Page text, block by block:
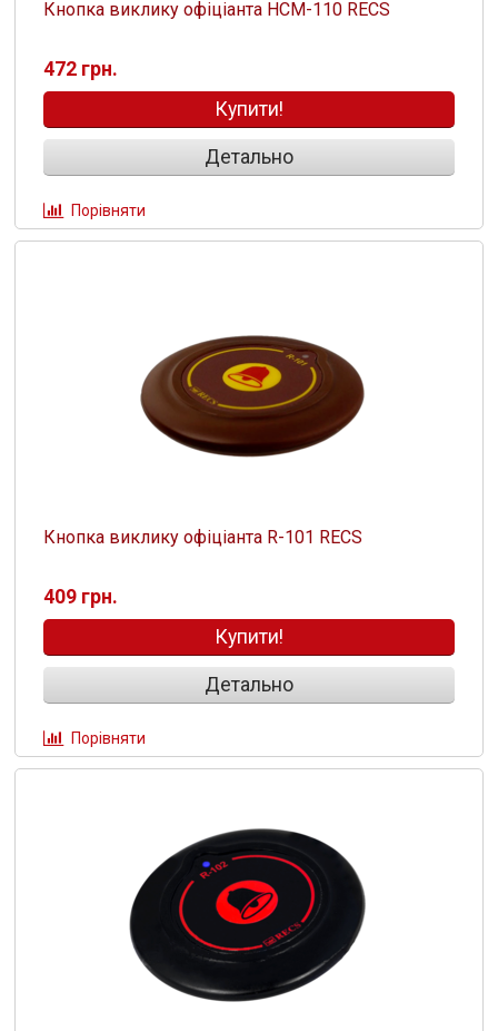
Кнопка виклику офіціанта HCM-110 RECS
472 грн.
Купити!
Детально
Порівняти
Кнопка виклику офіціанта R-101 RECS
409 грн.
Купити!
Детально
Порівняти